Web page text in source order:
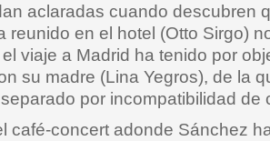
aclaradas cuando descubren
reunido en el hotel (Otto Sirgo)
viaje a Madrid ha tenido por
su madre (Lina Yegros), de la
por incompatibilidad de
café-concert adonde Sánchez